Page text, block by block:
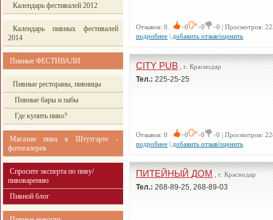
Календарь фестивалей 2012
Календарь пивных фестивалей
2014
Пивные ФЕСТИВАЛИ
Пивные рестораны, пивницы
Пивные бары и пабы
Где купить пиво?
Магазин пива в Штутгарте -
фотогалерея
Спросите эксперта по пиву/
пивоварению
Пивной блог
Отзывов: 0 −0 −0
−0 | Просмотров:
подробнее | добавить отзыв/оценить
CITY PUB , г. Краснодар
Тел.: 225-25-25
Отзывов: 0 −0 −0
−0 | Просмотров:
подробнее | добавить отзыв/оценить
ПИТЕЙНЫЙ ДОМ, г. Краснодар
Тел.: 268-89-25, 268-89-03